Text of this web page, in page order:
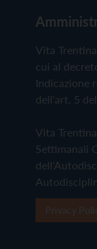
Vita
cui al
Indicazione
dell'art. 5
Vita
Settimanali